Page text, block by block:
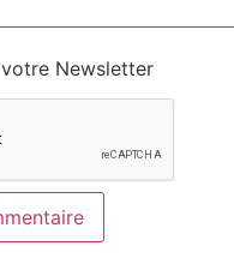
Newsletter